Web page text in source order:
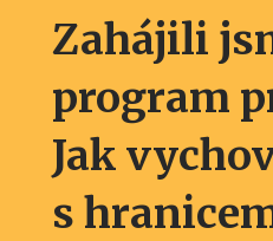
Zahájili
program
Jak
s